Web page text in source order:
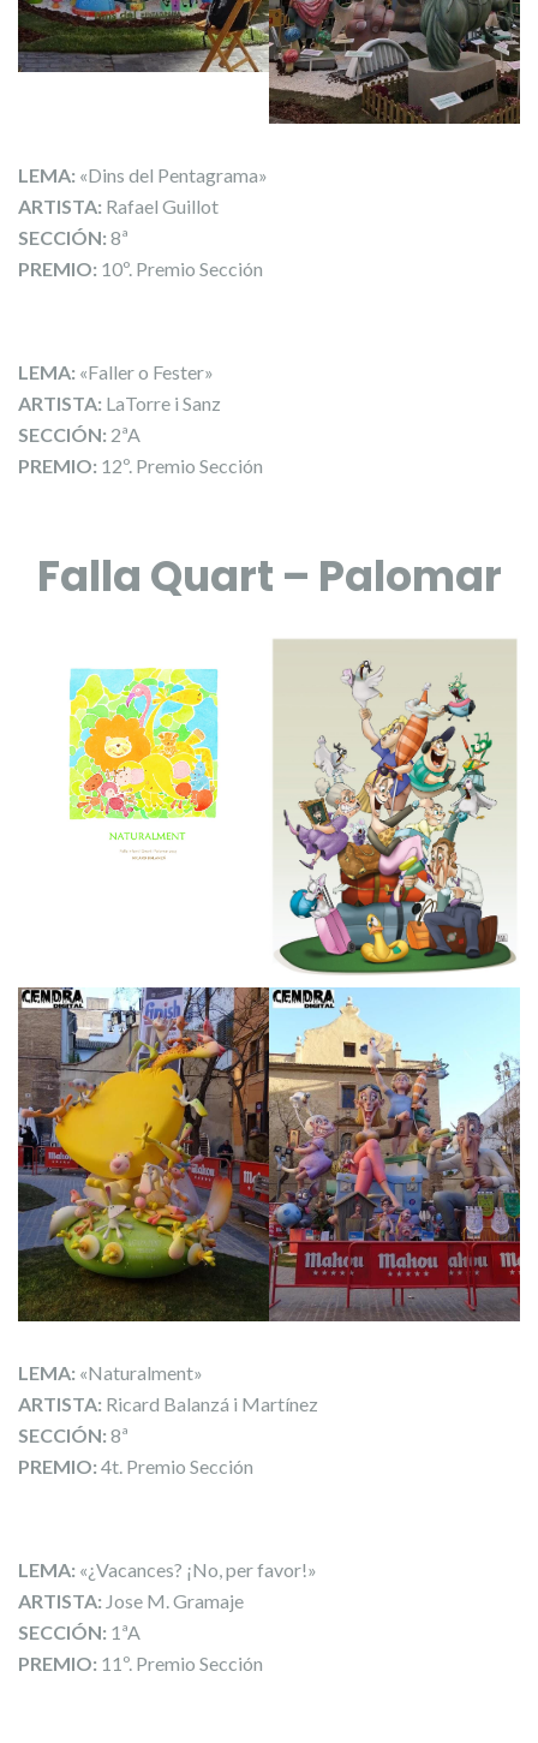
LEMA: «Dins del Pentagrama»
ARTISTA: Rafael Guillot
SECCIÓN: 8ª
PREMIO: 10º. Premio Sección
LEMA: «Faller o Fester»
ARTISTA: LaTorre i Sanz
SECCIÓN: 2ªA
PREMIO: 12º. Premio Sección
Falla Quart – Palomar
LEMA: «Naturalment»
ARTISTA: Ricard Balanzá i Martínez
SECCIÓN: 8ª
PREMIO: 4t. Premio Sección
LEMA: «¿Vacances? ¡No, per favor!»
ARTISTA: Jose M. Gramaje
SECCIÓN: 1ªA
PREMIO: 11º. Premio Sección